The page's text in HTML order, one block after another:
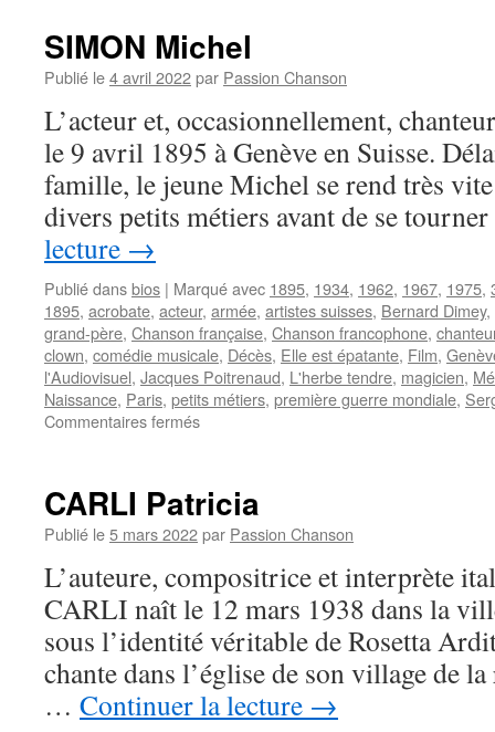
SIMON Michel
Publié le4 avril 2022par Passion Chanson
L’acteur et, occasionnellement,
le 9 avril 1895 à Genève en Suisse.
famille, le jeune Michel se rend très
divers petits métiers avant de se
lecture →
Publié dansbios | Marqué avec 1895, 1934, 1962, 1967, 1975,
1895, acrobate, acteur, armée, artistes suisses, Bernard Dimey,
grand-père, Chanson française, Chanson francophone,
clown, comédie musicale, Décès, Elle est épatante, Film,
l'Audiovisuel, Jacques Poitrenaud, L'herbe tendre, magicien,
Naissance, Paris, petits métiers, première guerre mondiale,
Commentaires ferméssur
CARLI Patricia
Publié le5 mars 2022par Passion Chanson
L’auteure, compositrice et interprète
CARLI naît le 12 mars 1938 dans la
sous l’identité véritable de Rosetta
chante dans l’église de son village de
… Continuer la lecture →